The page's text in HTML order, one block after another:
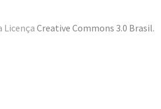
LicençaCreative Commons 3.0 Brasil.